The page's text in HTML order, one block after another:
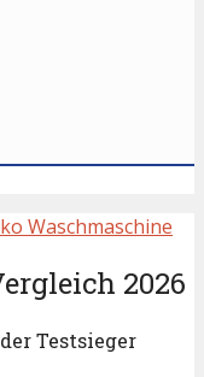
Waschmaschine
2026
Testsieger